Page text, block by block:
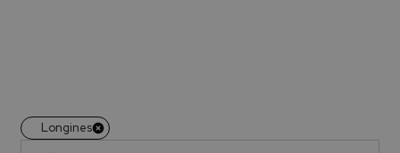
Longines